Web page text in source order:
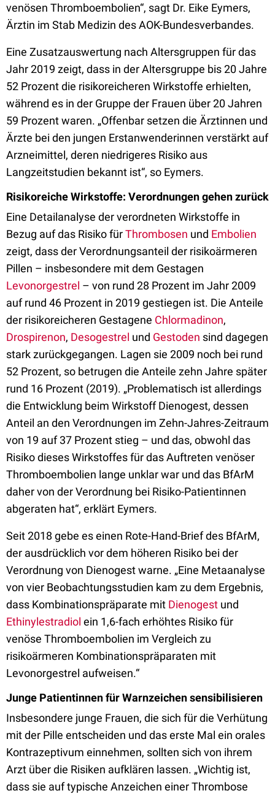
venösen Thromboembolien“, sagt Dr. Eike Eymers,
Ärztin im Stab Medizin des AOK-Bundesverbandes.
Eine Zusatzauswertung nach Altersgruppen für das
Jahr 2019 zeigt, dass in der Altersgruppe bis 20 Jahre
52 Prozent die risikoreicheren Wirkstoffe erhielten,
während es in der Gruppe der Frauen über 20 Jahren
59 Prozent waren. „Offenbar setzen die Ärztinnen und
Ärzte bei den jungen Erstanwenderinnen verstärkt auf
Arzneimittel, deren niedrigeres Risiko aus
Langzeitstudien bekannt ist“, so Eymers.
Risikoreiche Wirkstoffe: Verordnungen gehen zurück
Eine Detailanalyse der verordneten Wirkstoffe in
Bezug auf das Risiko fürThrombosen und Embolien
zeigt, dass der Verordnungsanteil der risikoärmeren
Pillen – insbesondere mit dem Gestagen
Levonorgestrel – von rund 28 Prozent im Jahr 2009
auf rund 46 Prozent in 2019 gestiegen ist. Die Anteile
der risikoreicheren Gestagene Chlormadinon,
Drospirenon, Desogestrel und Gestoden sind dagegen
stark zurückgegangen. Lagen sie 2009 noch bei rund
52 Prozent, so betrugen die Anteile zehn Jahre später
rund 16 Prozent (2019). „Problematisch ist allerdings
die Entwicklung beim Wirkstoff Dienogest, dessen
Anteil an den Verordnungen im Zehn-Jahres-Zeitraum
von 19 auf 37 Prozent stieg – und das, obwohl das
Risiko dieses Wirkstoffes für das Auftreten venöser
Thromboembolien lange unklar war und das BfArM
daher von der Verordnung bei Risiko-Patientinnen
abgeraten hat“, erklärt Eymers.
Seit 2018 gebe es einen Rote-Hand-Brief des BfArM,
der ausdrücklich vor dem höheren Risiko bei der
Verordnung von Dienogest warne. „Eine Metaanalyse
von vier Beobachtungsstudien kam zu dem Ergebnis,
dass Kombinationspräparate mit Dienogest und
Ethinylestradiol ein 1,6-fach erhöhtes Risiko für
venöse Thromboembolien im Vergleich zu
risikoärmeren Kombinationspräparaten mit
Levonorgestrel aufweisen.“
Junge Patientinnen für Warnzeichen sensibilisieren
Insbesondere junge Frauen, die sich für die Verhütung
mit der Pille entscheiden und das erste Mal ein orales
Kontrazeptivum einnehmen, sollten sich von ihrem
Arzt über die Risiken aufklären lassen. „Wichtig ist,
dass sie auf typische Anzeichen einer Thrombose